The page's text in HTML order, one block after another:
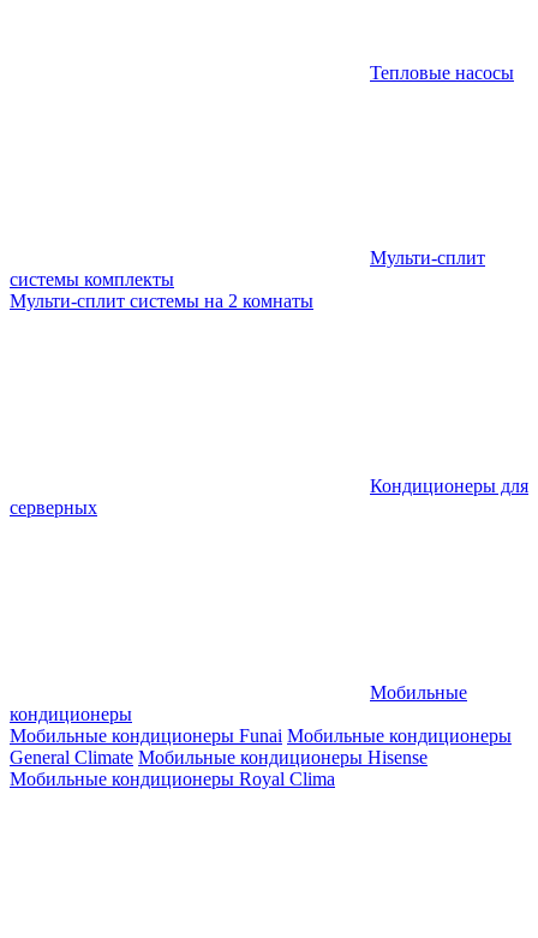
Тепловые насосы
Мульти-сплит
системы комплекты
Мульти-сплит системы на 2 комнаты
Кондиционеры для
серверных
Мобильные
кондиционеры
Мобильные кондиционеры Funai Мобильные кондиционеры
General Climate Мобильные кондиционеры Hisense
Мобильные кондиционеры Royal Clima